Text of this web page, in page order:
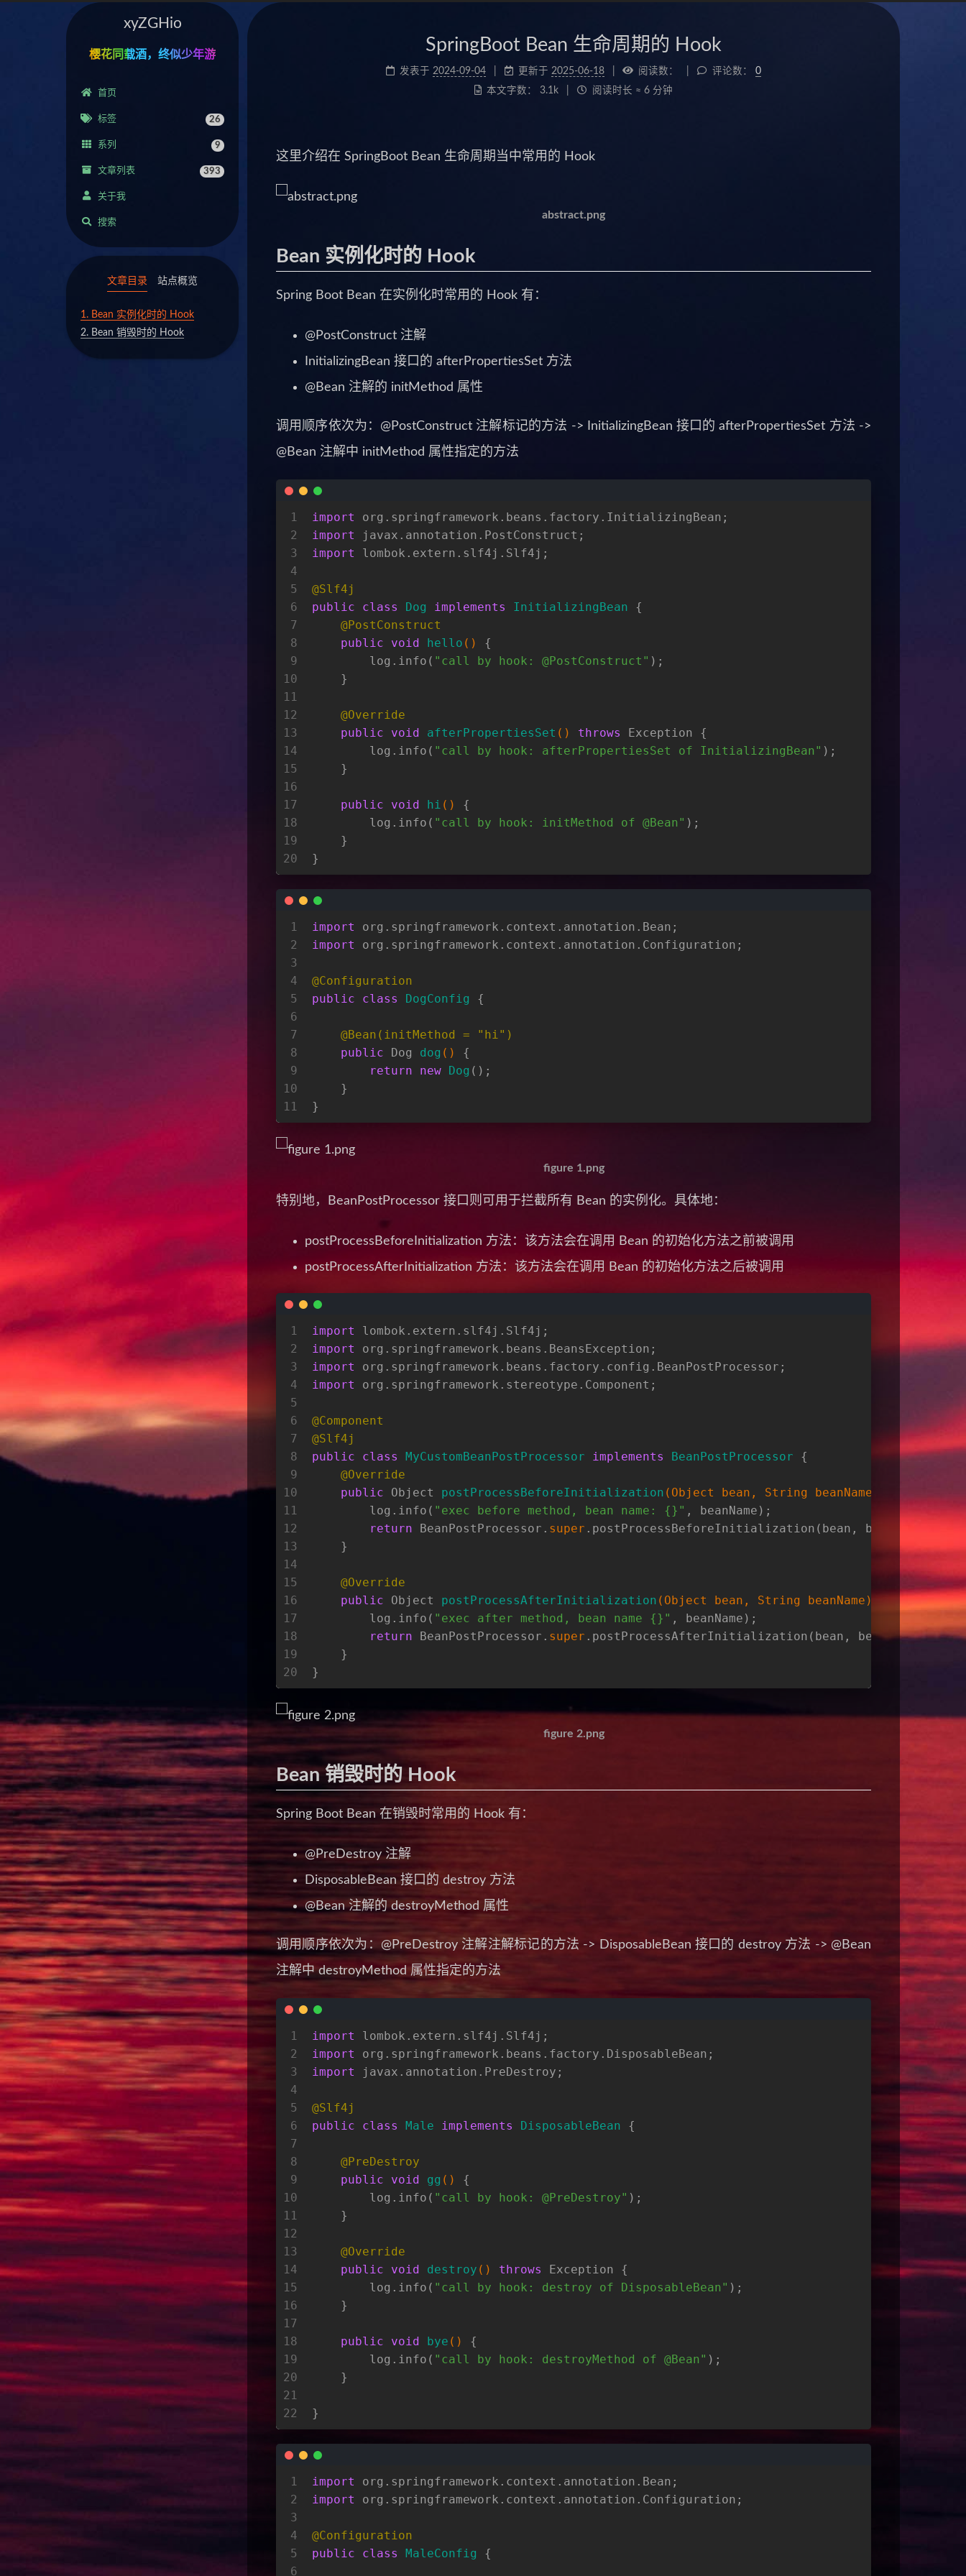
xyZGHio
樱花同载酒，终似少年游
首页
标签 26
系列 9
文章列表 393
关于我
搜索
SpringBoot Bean 生命周期的 Hook
发表于 2024-09-04 更新于 2025-06-18 阅读数： 评论数：
0
本文字数：
3.1k 阅读时长 ≈ 6 分钟
这里介绍在 SpringBoot Bean 生命周期当中常用的 Hook
abstract.png
Bean 实例化时的 Hook
Spring Boot Bean 在实例化时常用的 Hook 有：
@PostConstruct 注解
InitializingBean 接口的 afterPropertiesSet 方法
@Bean 注解的 initMethod 属性
调用顺序依次为：@PostConstruct 注解标记的方法 -> InitializingBean 接口的 afterPropertiesSet 方法 ->
@Bean 注解中 initMethod 属性指定的方法
1
2
3
4
5
6
7
8
9
10
11
12
13
14
15
16
17
18
19
20
import
org.springframework.beans.factory.InitializingBean;
import
javax.annotation.PostConstruct;
import
lombok.extern.slf4j.Slf4j;
@Slf4j
public
class Dog implements InitializingBean {
@PostConstruct
public
void hello ()
{
        log.info(
"call by hook: @PostConstruct" );
    }
@Override
public
void afterPropertiesSet () throws
Exception {
        log.info(
"call by hook: afterPropertiesSet of InitializingBean" );
    }
public void hi ()
{
        log.info(
"call by hook: initMethod of @Bean" );
    }
}
1
2
3
4
5
6
7
8
9
10
11
import
org.springframework.context.annotation.Bean;
import
org.springframework.context.annotation.Configuration;
@Configuration
public
class DogConfig {
@Bean(initMethod = "hi")
public Dog dog ()
{
return
new Dog ();
    }
}
figure 1.png
特别地，BeanPostProcessor 接口则可用于拦截所有 Bean 的实例化。具体地：
postProcessBeforeInitialization 方法：该方法会在调用 Bean 的初始化方法之前被调用
postProcessAfterInitialization 方法：该方法会在调用 Bean 的初始化方法之后被调用
1
2
3
4
5
6
7
8
9
10
11
12
13
14
15
16
17
18
19
20
import
lombok.extern.slf4j.Slf4j;
import
org.springframework.beans.BeansException;
import
org.springframework.beans.factory.config.BeanPostProcessor;
import
org.springframework.stereotype.Component;
@Component
@Slf4j
public
class MyCustomBeanPostProcessor implements BeanPostProcessor {
@Override
public Object postProcessBeforeInitialization (Object bean, String beanName)
        log.info(
"exec before method, bean name: {}" , beanName);
return BeanPostProcessor. super .postProcessBeforeInitialization(bean, beanName);
    }
@Override
public Object postProcessAfterInitialization (Object bean, String beanName) throws
        log.info(
"exec after method, bean name {}" , beanName);
return BeanPostProcessor. super .postProcessAfterInitialization(bean, beanName);
    }
}
figure 2.png
Bean 销毁时的 Hook
Spring Boot Bean 在销毁时常用的 Hook 有：
@PreDestroy 注解
DisposableBean 接口的 destroy 方法
@Bean 注解的 destroyMethod 属性
调用顺序依次为：@PreDestroy 注解注解标记的方法 -> DisposableBean 接口的 destroy 方法 -> @Bean
注解中 destroyMethod 属性指定的方法
1
2
3
4
5
6
7
8
9
10
11
12
13
14
15
16
17
18
19
20
21
22
import
lombok.extern.slf4j.Slf4j;
import
org.springframework.beans.factory.DisposableBean;
import
javax.annotation.PreDestroy;
@Slf4j
public
class Male implements DisposableBean {
@PreDestroy
public
void gg ()
{
        log.info(
"call by hook: @PreDestroy" );
    }
@Override
public
void destroy () throws
Exception {
        log.info(
"call by hook: destroy of DisposableBean" );
    }
public void bye ()
{
        log.info(
"call by hook: destroyMethod of @Bean" );
    }
}
1
2
3
4
5
6
import
org.springframework.context.annotation.Bean;
import
org.springframework.context.annotation.Configuration;
@Configuration
public
class MaleConfig {
文章目录 站点概览
1. Bean 实例化时的 Hook
2. Bean 销毁时的 Hook